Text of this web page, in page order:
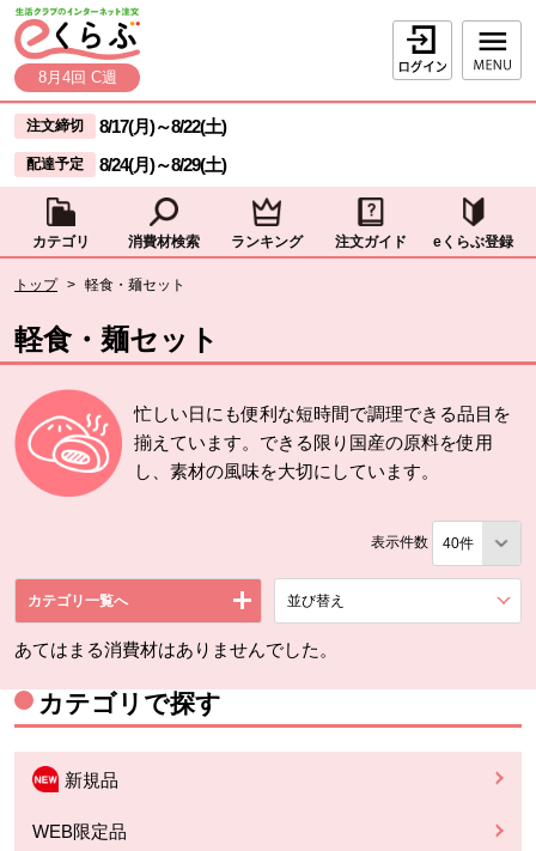
ページの先頭です。
本文へジャンプする。
8月4回 C週
ログイン
ここからサイト内共通メニューです。
サイト内共通メニューをスキップする
注文締切 8/17(月)～8/22(土)
配達予定 8/24(月)～8/29(土)
カテゴリ 消費材検索 ランキング 注文ガイド eくらぶ登録
トップ > 軽食・麺セット
軽食・麺セット
忙しい日にも便利な短時間で調理できる品目を
揃えています。できる限り国産の原料を使用
し、素材の風味を大切にしています。
表示件数
カテゴリ一覧へ 並び替え
あてはまる消費材はありませんでした。
カテゴリで探す
新規品
WEB限定品